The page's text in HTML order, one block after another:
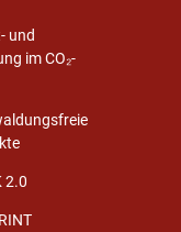
und
im CO₂-
2.0